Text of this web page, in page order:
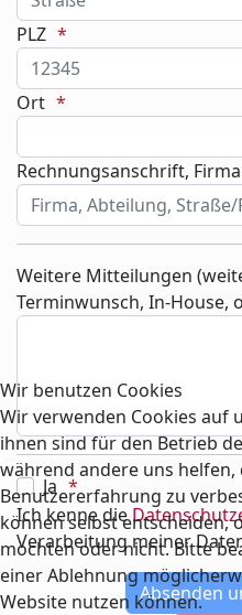
PLZ
Ort
Rechnungsanschrift,
Weitere Mitteilungen
Terminwunsch, In-House,
Ja
Ich kenne die
Verarbeitung meiner
Wir benutzen Cookies
Wir verwenden Cookies auf
ihnen sind für den Betrieb
während andere uns helfen,
Benutzererfahrung zu
können selbst entscheiden,
möchten oder nicht. Bitte
einer Ablehnung
Website nutzen können.